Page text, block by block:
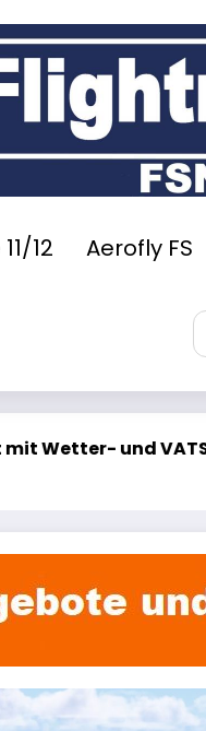
12 Aerofly FS